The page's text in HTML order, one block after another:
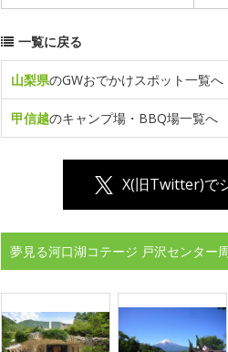
一覧に戻る
山梨県のGWおでかけスポット一覧へ
甲信越のキャンプ場・BBQ場一覧へ
X(旧Twitter)で
夢見る河口湖コテージ 戸沢センター